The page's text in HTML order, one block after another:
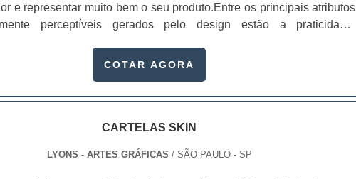
e representar muito bem o seu produto.Entre os principais atributos
perceptíveis gerados pelo design estão a praticidade,
para embalagens são utilizadas em pro...
COTAR AGORA
CARTELAS SKIN
LYONS - ARTES GRÁFICAS / SÃO PAULO - SP